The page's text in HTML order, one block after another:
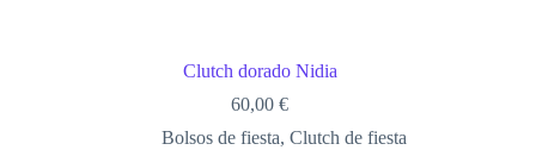
Clutch dorado Nidia
60,00€
Bolsos de fiesta, Clutch de fiesta